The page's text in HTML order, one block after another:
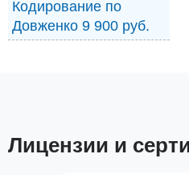
Кодирование по
Довженко 9 900 руб.
Лицензии и